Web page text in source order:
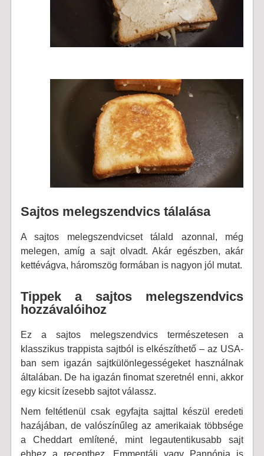
Sajtos melegszendvics tálalása
A sajtos melegszendvicset tálald azonnal, még
melegen, amíg a sajt olvadt. Akár egészben, akár
kettévágva, háromszög formában is nagyon jól mutat.
Tippek a sajtos melegszendvics
hozzávalóihoz
Ez a sajtos melegszendvics természetesen a
klasszikus trappista sajtból is elkészíthető – az USA-
ban sem igazán sajtkülönlegességeket használnak
általában. De ha igazán finomat szeretnél enni, akkor
egy kicsit ízesebb sajtot válassz.
Nem feltétlenül csak egyfajta sajttal készül eredeti
hazájában, de valószínűleg az amerikaiak többsége
a Cheddart említené, mint legautentikusabb sajt